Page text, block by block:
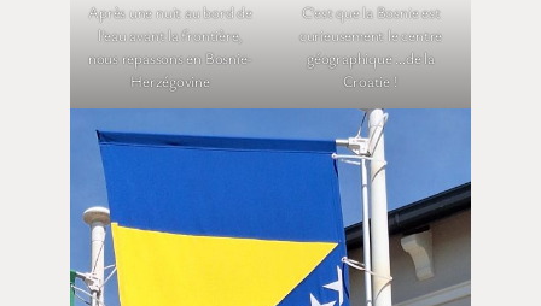
Après une nuit au bord de
l’eau avant la frontière,
nous repassons en Bosnie-
Herzégovine
C’est que la Bosnie est
curieusement le centre
géographique …de la
Croatie !